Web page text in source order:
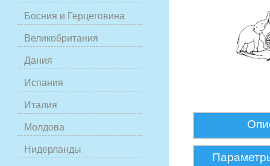
Босния и Герцеговина
Великобритания
Дания
Испания
Италия
Молдова
Нидерланды